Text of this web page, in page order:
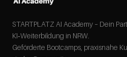
STARTPLATZ AI Academy – Dein
KI‑Weiterbildung in NRW.
Geförderte Bootcamps, praxisnahe